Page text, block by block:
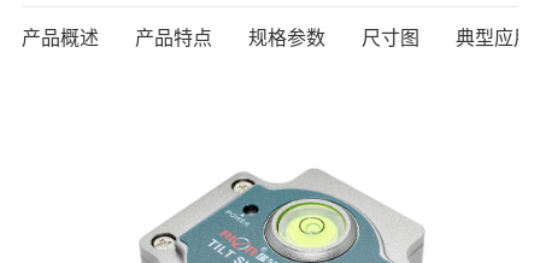
产品概述 产品特点 规格参数 尺寸图 典型应用